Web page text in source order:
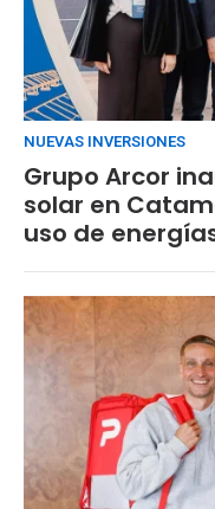
NUEVAS INVERSIONES
Grupo Arcor
solar en
uso de